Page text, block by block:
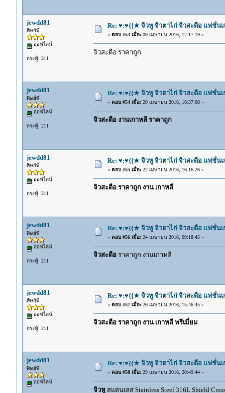
jewdd81
ศิษย์พี่
ออฟไลน์
กระทู้: 211
Re: ♥:♥{{★ จิวหู จิวตาไก่ จิวสะดือ แฟชั่น
« ตอบ #53 เมื่อ:09 เมษายน 2016, 12:17:19 »
จิวสะดือ ราคาถูก
jewdd81
ศิษย์พี่
ออฟไลน์
กระทู้: 211
Re: ♥:♥{{★ จิวหู จิวตาไก่ จิวสะดือ แฟชั่น
« ตอบ #54 เมื่อ:20 เมษายน 2016, 16:37:08 »
จิวสะดือ งานเกาหลี ราคาถูก
jewdd81
ศิษย์พี่
ออฟไลน์
กระทู้: 211
Re: ♥:♥{{★ จิวหู จิวตาไก่ จิวสะดือ แฟชั่น
« ตอบ #55 เมื่อ:22 เมษายน 2016, 16:16:26 »
จิวสะดือ ราคาถูก งาน เกาหลี
jewdd81
ศิษย์พี่
ออฟไลน์
กระทู้: 211
Re: ♥:♥{{★ จิวหู จิวตาไก่ จิวสะดือ แฟชั่น
« ตอบ #56 เมื่อ:24 เมษายน 2016, 09:18:45 »
จิวสะดือราคาถูก งานเกาหลี
jewdd81
ศิษย์พี่
ออฟไลน์
กระทู้: 211
Re: ♥:♥{{★ จิวหู จิวตาไก่ จิวสะดือ แฟชั่น
« ตอบ #57 เมื่อ:26 เมษายน 2016, 15:46:45 »
จิวสะดือ ราคาถูก งาน เกาหลี พรีเมี่ยม
jewdd81
ศิษย์พี่
ออฟไลน์
Re: ♥:♥{{★ จิวหู จิวตาไก่ จิวสะดือ แฟชั่น
« ตอบ #58 เมื่อ:29 เมษายน 2016, 20:49:44 »
จิวหู สแตนเลส Stainless Steel 316L Shield